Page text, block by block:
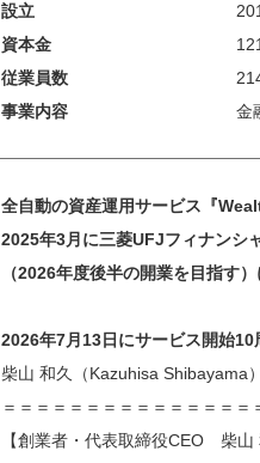
設立
資本金
従業員数
事業内容
金
全自動の資産運用サービス『
2025年3月に三菱UFJフィナンシ
（2026年度後半の開業を目指す
2026年7月13日にサービス開始10
柴山 和久（Kazuhisa Shibayama
＝＝＝＝＝＝＝＝＝＝＝＝＝＝＝
【創業者・代表取締役CEO 柴山